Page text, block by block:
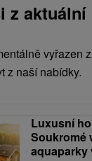
z
vyřazen
z naší nabídky.
Luxusní
Soukromé
aquaparky